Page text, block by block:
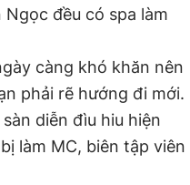
đều có spa làm
càng khó khăn nên
phải rẽ hướng đi mới.
diễn đìu hiu hiện
làm MC, biên tập viên